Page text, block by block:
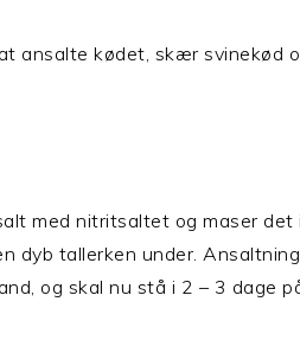
ansalte kødet, skær svinekød
med nitritsaltet og maser
dyb tallerken under.
og skal nu stå i 2 – 3 dage